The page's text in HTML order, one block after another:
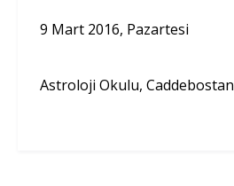
9 Mart 2016, Pazartesi
Astroloji Okulu, Caddebostan